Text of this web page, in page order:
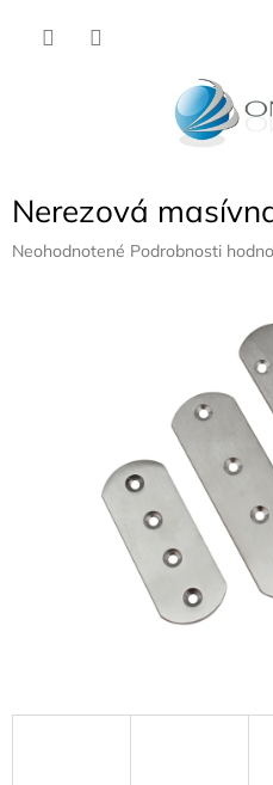
Nerezová
Priemerné
Neohodnotené Podrobnosti